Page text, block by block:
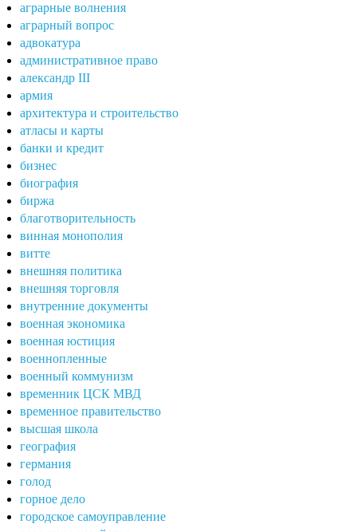
аграрные волнения
аграрный вопрос
адвокатура
административное право
александр III
армия
архитектура и строительство
атласы и карты
банки и кредит
бизнес
биография
биржа
благотворительность
винная монополия
витте
внешняя политика
внешняя торговля
внутренние документы
военная экономика
военная юстиция
военнопленные
военный коммунизм
временник ЦСК МВД
временное правительство
высшая школа
география
германия
голод
горное дело
городское самоуправление